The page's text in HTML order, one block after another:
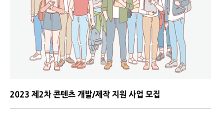
2023 제2차 콘텐츠 개발/제작 지원 사업 모집